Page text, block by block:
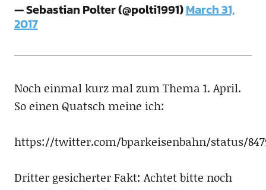
— Sebastian Polter (@polti1991)March 31,
2017
Noch einmal kurz mal zum Thema 1. April.
So einen Quatsch meine ich:
https://twitter.com/bparkeisenbahn/status/
Dritter gesicherter Fakt: Achtet bitte noch